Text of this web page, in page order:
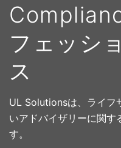
フェッシ
ス
UL Solutionsは、ライフ
いアドバイザリーに関す
す。